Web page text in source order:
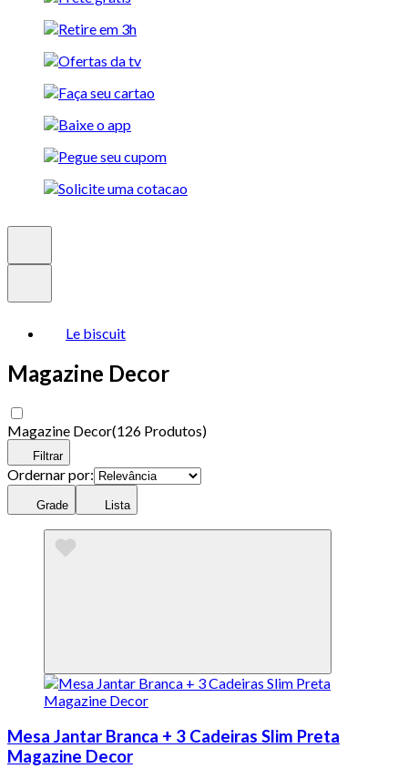
Le biscuit
Magazine Decor
Magazine Decor(126 Produtos)
Filtrar
Ordernar por:
Grade Lista
Mesa Jantar Branca + 3 Cadeiras Slim Preta
Magazine Decor